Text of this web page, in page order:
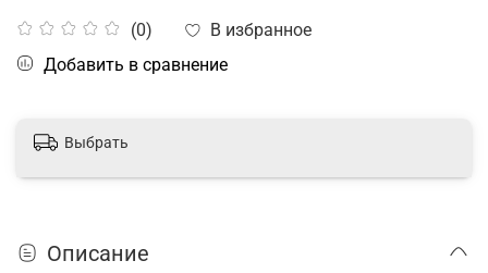
(0)
В избранное
Добавить в сравнение
Выбрать
Описание